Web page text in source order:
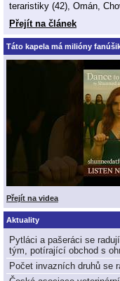
teraristiky (42), Omán,
Přejít na článek
Táto kapela má milióny
Přejít na videa
Aktuality
Pytláci a pašeráci se
tým, potírající obchod s
Počet invazních druhů se